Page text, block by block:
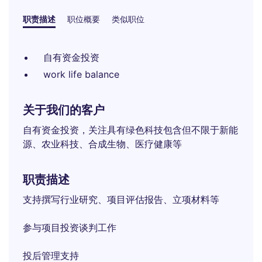
职责描述 职位概要 类似职位
自有资金投资
work life balance
关于我们的客户
自有资金投资，关注具有绿色科技包含但不限于新能
源、农业科技、合成生物、医疗健康等
职责描述
支持撰写行业研究、项目评估报告、立项材料等
参与项目投资谈判工作
投后管理支持